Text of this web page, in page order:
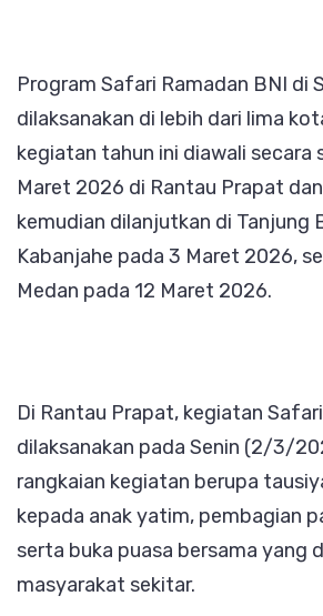
Program Safari Ramadan BNI di
dilaksanakan di lebih dari lima
kegiatan tahun ini diawali secara
Maret 2026 di Rantau Prapat
kemudian dilanjutkan di Tanjung
Kabanjahe pada 3 Maret 2026,
Medan pada 12 Maret 2026.
Di Rantau Prapat, kegiatan
dilaksanakan pada Senin (2/3/
rangkaian kegiatan berupa
kepada anak yatim, pembagian
serta buka puasa bersama yang
masyarakat sekitar.